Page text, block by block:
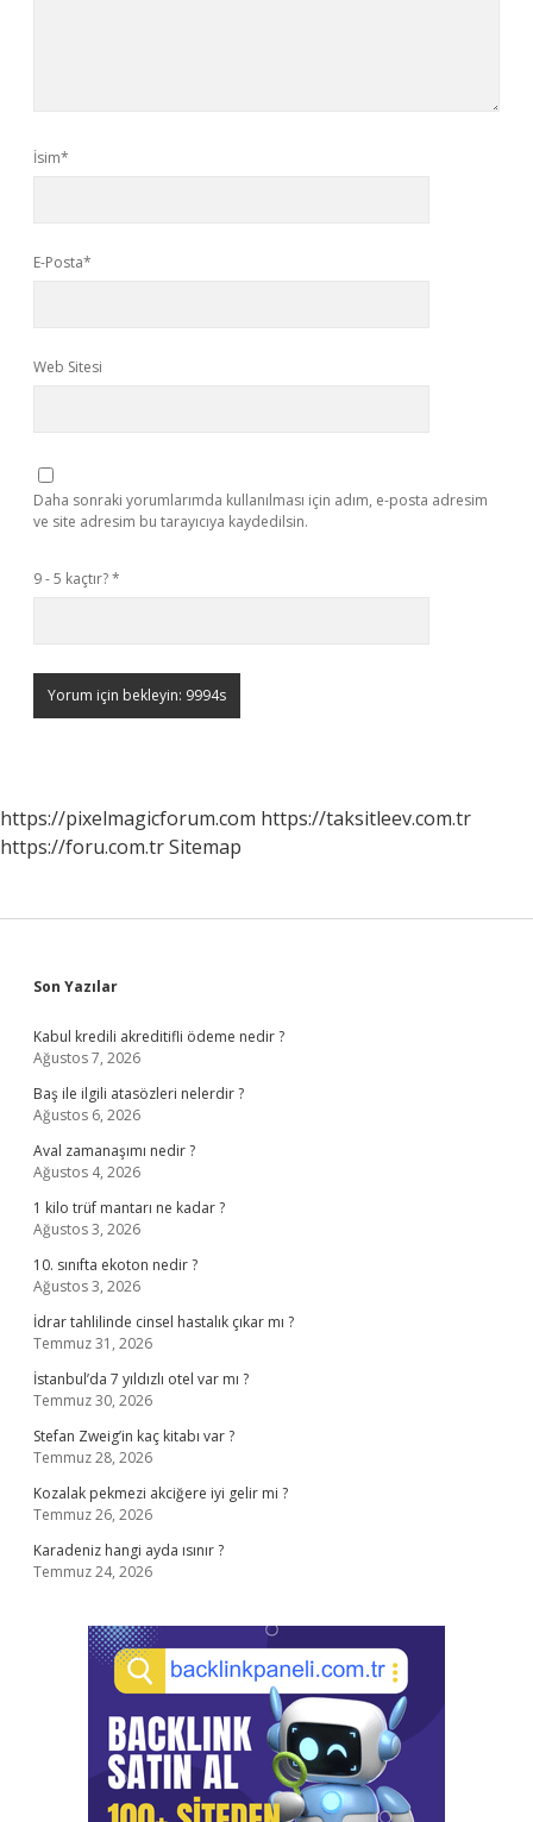
İsim*
E-Posta*
Web Sitesi
Daha sonraki yorumlarımda kullanılması için adım, e-posta adresim
ve site adresim bu tarayıcıya kaydedilsin.
9 - 5 kaçtır?*
https://pixelmagicforum.com https://taksitleev.com.tr
https://foru.com.trSitemap
Sidebar
Son Yazılar
Kabul kredili akreditifli ödeme nedir ?
Ağustos 7, 2026
Baş ile ilgili atasözleri nelerdir ?
Ağustos 6, 2026
Aval zamanaşımı nedir ?
Ağustos 4, 2026
1 kilo trüf mantarı ne kadar ?
Ağustos 3, 2026
10. sınıfta ekoton nedir ?
Ağustos 3, 2026
İdrar tahlilinde cinsel hastalık çıkar mı ?
Temmuz 31, 2026
İstanbul’da 7 yıldızlı otel var mı ?
Temmuz 30, 2026
Stefan Zweig’in kaç kitabı var ?
Temmuz 28, 2026
Kozalak pekmezi akciğere iyi gelir mi ?
Temmuz 26, 2026
Karadeniz hangi ayda ısınır ?
Temmuz 24, 2026